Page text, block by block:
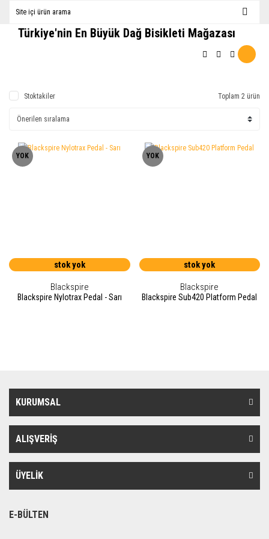
Türkiye'nin En Büyük Dağ Bisikleti Mağazası
Stoktakiler Toplam 2 ürün
YOK
stok yok
Blackspire
Blackspire Nylotrax Pedal - Sarı
YOK
stok yok
Blackspire
Blackspire Sub420 Platform Pedal
KURUMSAL
ALIŞVERİŞ
ÜYELİK
E-BÜLTEN